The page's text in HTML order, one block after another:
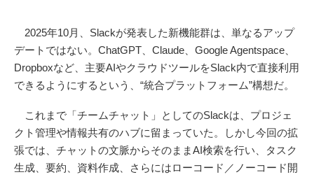
2025年10月、Slackが発表した新機能群は、単なるアップ
デートではない。ChatGPT、Claude、Google Agentspace、
Dropboxなど、主要AIやクラウドツールをSlack内で直接利用
できるようにするという、“統合プラットフォーム”構想だ。
これまで「チームチャット」としてのSlackは、プロジェ
クト管理や情報共有のハブに留まっていた。しかし今回の拡
張では、チャットの文脈からそのままAI検索を行い、タスク
生成、要約、資料作成、さらにはローコード／ノーコード開